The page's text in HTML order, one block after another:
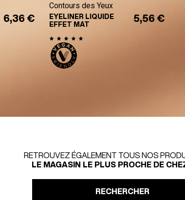
6,36 €
Contours des Yeux
EYELINER LIQUIDE
EFFET MAT
5,56 €
RETROUVEZ ÉGALEMENT TOUS NOS
LE MAGASIN LE PLUS PROCHE DE
RECHERCHER